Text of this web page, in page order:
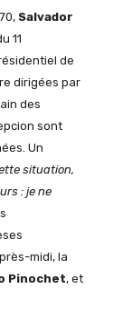
Salvador
11
de
dirigées par
des
sont
Un
situation,
: je ne
midi, la
Pinochet, et